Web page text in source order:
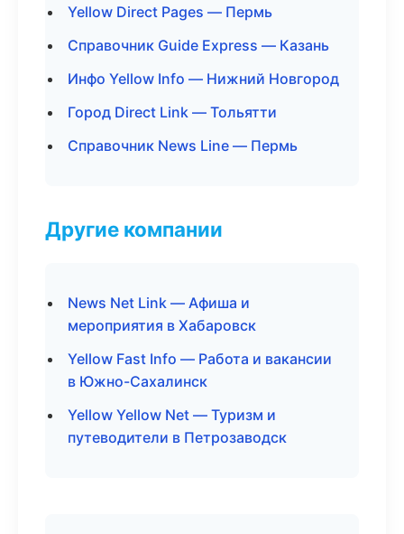
Yellow Direct Pages — Пермь
Справочник Guide Express — Казань
Инфо Yellow Info — Нижний Новгород
Город Direct Link — Тольятти
Справочник News Line — Пермь
Другие компании
News Net Link — Афиша и
мероприятия в Хабаровск
Yellow Fast Info — Работа и вакансии
в Южно-Сахалинск
Yellow Yellow Net — Туризм и
путеводители в Петрозаводск